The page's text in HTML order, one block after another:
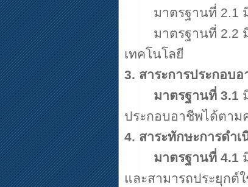
มาตรฐานที่ 2.1
มาตรฐานที่ 2.2
เทคโนโลยี
3. สาระการประกอบ
มาตรฐานที่ 3.1
ประกอบอาชีพได้ตาม
4. สาระทักษะการดำ
มาตรฐานที่ 4.1
และสามารถประยุกต์